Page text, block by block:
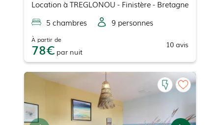
Location à TREGLONOU - Finistère - Bretagne
5 chambres 9 personnes
À partir de
78 par nuit
10 avis